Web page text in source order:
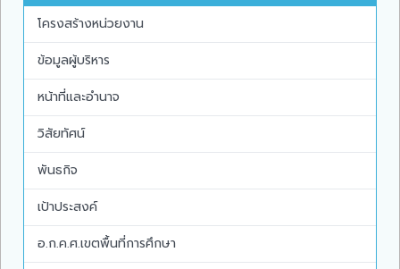
โครงสร้างหน่วยงาน
ข้อมูลผู้บริหาร
หน้าที่และอำนาจ
วิสัยทัศน์
พันธกิจ
เป้าประสงค์
อ.ก.ค.ศ.เขตพื้นที่การศึกษา